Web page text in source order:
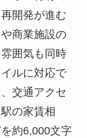
開発が進む
商業施設の
囲気も同時
ルに対応で
交通アクセ
の家賃相
約6,000文字